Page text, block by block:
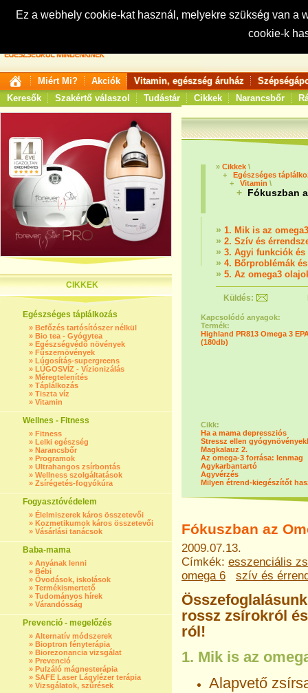
Ez a webhely cookie-kat használ, melyekre szükség van
cookie-k
Keresés:
Miért Mi? Akciók Vitamin, egészség áruház
Keresők
Szakértő válaszol Tudástár Cikkek Narancsbőr
CIKKEK
Egészséges táplálkozás
» Befőzés tartósítószer nélkül
» Bio tea - Gyógytea
» Egészségvédő növények
» Fűszernövények
» Lúgosítás-supergreens
» LÚGOSVÍZ - Vízionizálás
» Méregtelenítés
» Táplálkozás
» Tiszta víz
» Vitamin
Wellnes - Fitness
» Fitness
» Lelki egészség
» Narancsbőr
» Programok
» Ultrahangos zsírbontás
» Wellness szolgáltatások
» Zsírégetés-fogyókúra
Fogyasztóvédelem
» Élelmiszerek káros összetevői
» Kozmetikumok káros összetevői
» Vásárlási tanácsok
Baba-mama
» Anyának lenni
» Bébi
» Óvodások, iskolások
» Termékismertető
» Tudományos hírek
» Várandósság
Prevenció - megelőzés
» Alternatív módszerek
» Bioptron fényterápia
» Biorezonancia vizsgálat
» Prevenció
» Pulzáló mágnesterápia
» SAFE Laser Lágylézer terápia
» Vizsgálatok, szűrések
» Cikkek \
+
Egészséges
+
Vitamin \
+ Fókuszban
» 1. Mik is az
» 2. Szív és
» 3. Agyi funkciók és
» 4. Bőrproblémák
» 5. Az omega3
Küldés:
Kapcsolódó anyagok:
Termék:
Highland PR813 Omega 3
(180db)
Cikk:
Ha a mama depressziós
Stressz ellen
Magkalauz 2.
Az omega-3 forrása: lenmag
Agykarbantartó
Agyvérzés
Milyen étrend-kiegészítőt
Fókuszban az
2009.07.13.
Címkék: esszenciális
omega 6
szív és
rossz zsírokról
ról!
1. Mik is az
Alapvető